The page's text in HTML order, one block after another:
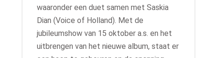
waaronder een duet samen met Saskia
Dian (Voice of Holland). Met de
jubileumshow van 15 oktober a.s. en het
uitbrengen van het nieuwe album, staat er